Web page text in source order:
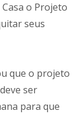
o Projeto
seus
que o projeto
ser
para que